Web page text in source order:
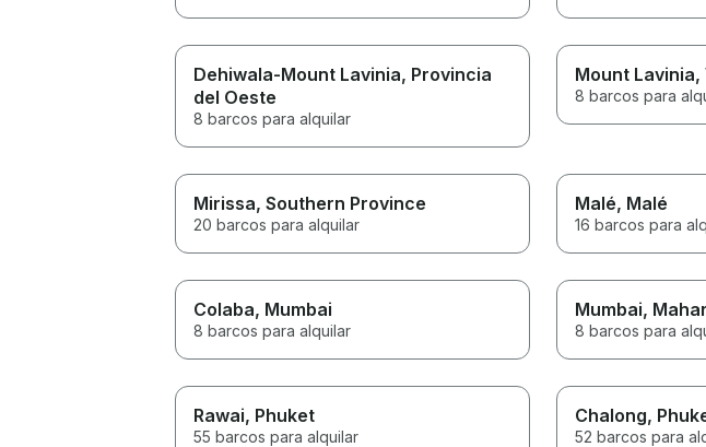
Dehiwala-Mount Lavinia, Provincia
del Oeste
8 barcos para alquilar
Mount Lavinia,
8 barcos para
Mirissa, Southern Province
20 barcos para alquilar
Malé, Malé
16 barcos para
Colaba, Mumbai
8 barcos para alquilar
Mumbai,
8 barcos para
Rawai, Phuket
55 barcos para alquilar
Chalong,
52 barcos para